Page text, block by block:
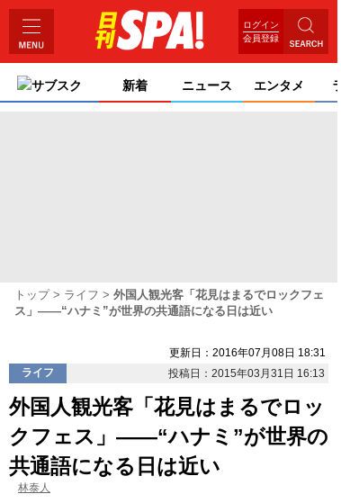
ログイン
会員登録
サブスク 新着 ニュース エンタメ
トップ ライフ
外国人観光客「花見はまるでロックフェ
ス」――“ハナミ”が世界の共通語になる日は近い
更新日：2016年07月08日 18:31
ライフ
投稿日：2015年03月31日 16:13
外国人観光客「花見はまるでロッ
クフェス」――“ハナミ”が世界の
共通語になる日は近い
林泰人